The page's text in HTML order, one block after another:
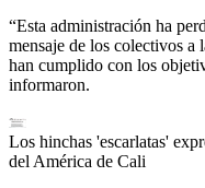
“Esta administración ha
mensaje de los colectivos a
han cumplido con los
informaron.
Los hinchas 'escarlatas'
del América de Cali